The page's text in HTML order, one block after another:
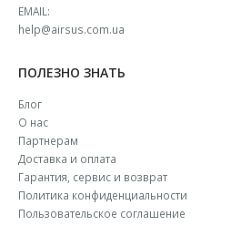
EMAIL:
help@airsus.com.ua
ПОЛЕЗНО ЗНАТЬ
Блог
О нас
Партнерам
Доставка и оплата
Гарантия, сервис и возврат
Политика конфиденциальности
Пользовательское соглашение